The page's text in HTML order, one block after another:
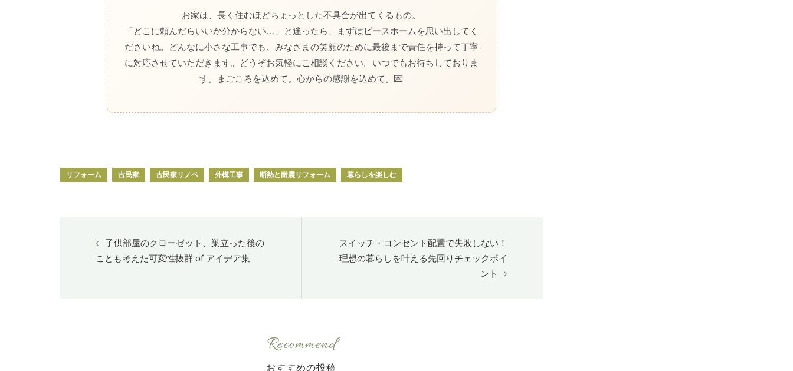
お家は、長く住むほどちょっとした不具合が出てくるもの。
「どこに頼んだらいいか分からない…」と迷ったら、まずはピースホームを思い出してく
ださいね。どんなに小さな工事でも、みなさまの笑顔のために最後まで責任を持って丁寧
に対応させていただきます。どうぞお気軽にご相談ください。いつでもお待ちしておりま
す。まごころを込めて。心からの感謝を込めて。💌
リフォーム 古民家 古民家リノベ 外構工事 断熱と耐震リフォーム 暮らしを楽しむ
子供部屋のクローゼット、巣立った後の
ことも考えた可変性抜群 of アイデア集
スイッチ・コンセント配置で失敗しない！
理想の暮らしを叶える先回りチェックポイ
ント
Recommend